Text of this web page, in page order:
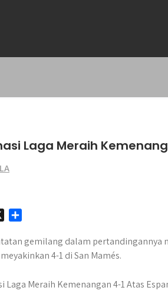
Laga Meraih
a
r
gemilang dalam pertandingannya
4-1 di San Mamés.